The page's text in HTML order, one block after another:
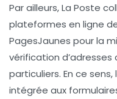
Par ailleurs, La Poste
plateformes en ligne
PagesJaunes pour la
vérification
particuliers. En ce
intégrée aux